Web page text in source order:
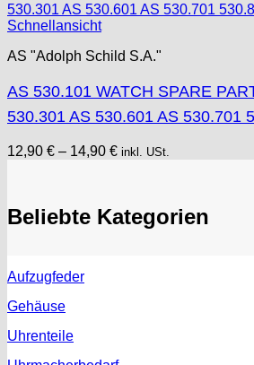
Schnellansicht
AS "Adolph Schild S.A."
AS 530.101 WATCH SPARE
530.301 AS 530.601 AS 530.701
12,90 € – 14,90 € inkl. USt.
Beliebte Kategorien
Aufzugfeder
Gehäuse
Uhrenteile